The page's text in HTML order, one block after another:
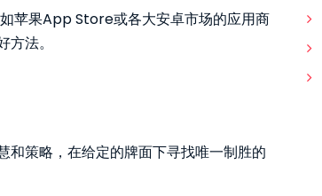
如苹果App Store或各大安卓市场的应用商
法。
和策略，在给定的牌面下寻找唯一制胜的